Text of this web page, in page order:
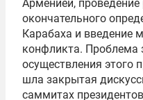
Арменией,
окончательного
Карабаха и введение
конфликта. Проблема
осуществления этого
шла закрытая
саммитах